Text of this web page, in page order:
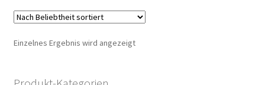
Einzelnes Ergebnis wird angezeigt